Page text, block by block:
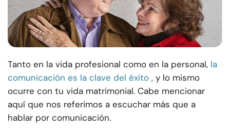
Tanto en la vida profesional como en la personal, la
comunicación es la clave del éxito , y lo mismo
ocurre con tu vida matrimonial. Cabe mencionar
aquí que nos referimos a escuchar más que a
hablar por comunicación.